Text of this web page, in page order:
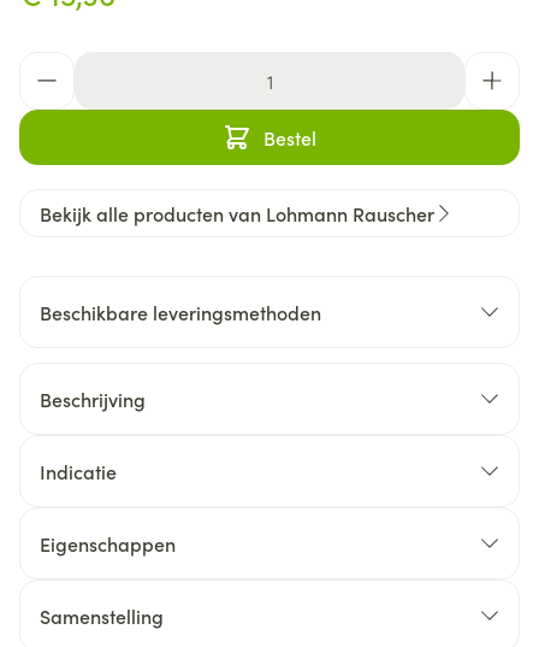
Bestel
Bekijk alle producten van Lohmann Rauscher
Beschikbare leveringsmethoden
Beschrijving
Indicatie
Eigenschappen
Samenstelling